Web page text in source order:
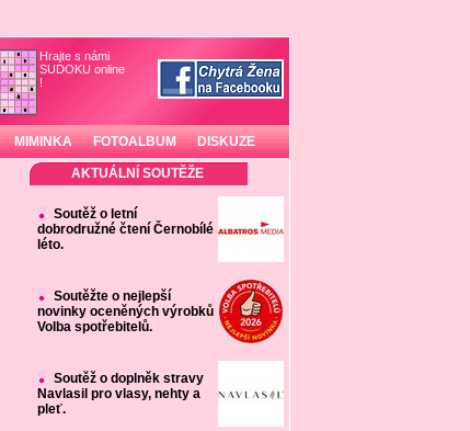
Hrajte s námi
SUDOKU online
!
MIMINKA FOTOALBUM DISKUZE
AKTUÁLNÍ SOUTĚŽE
Soutěž o letní
dobrodružné čtení Černobílé
léto.
Soutěžte o nejlepší
novinky oceněných výrobků
Volba spotřebitelů.
Soutěž o doplněk stravy
Navlasil pro vlasy, nehty a
pleť.